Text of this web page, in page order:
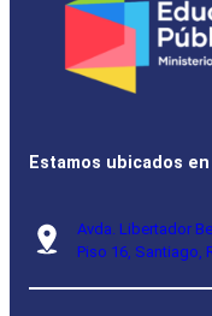
Estamos ubicados en
Avda. Libertador
Piso 16, Santiago,